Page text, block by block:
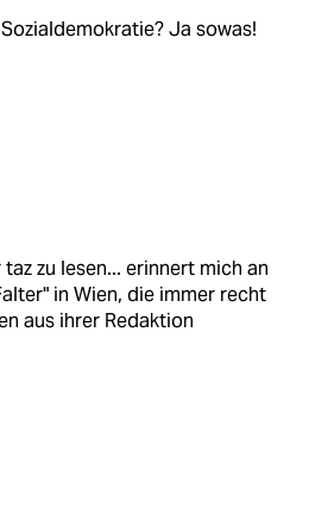
Ja sowas!
zu lesen... erinnert mich an
in Wien, die immer recht
aus ihrer Redaktion